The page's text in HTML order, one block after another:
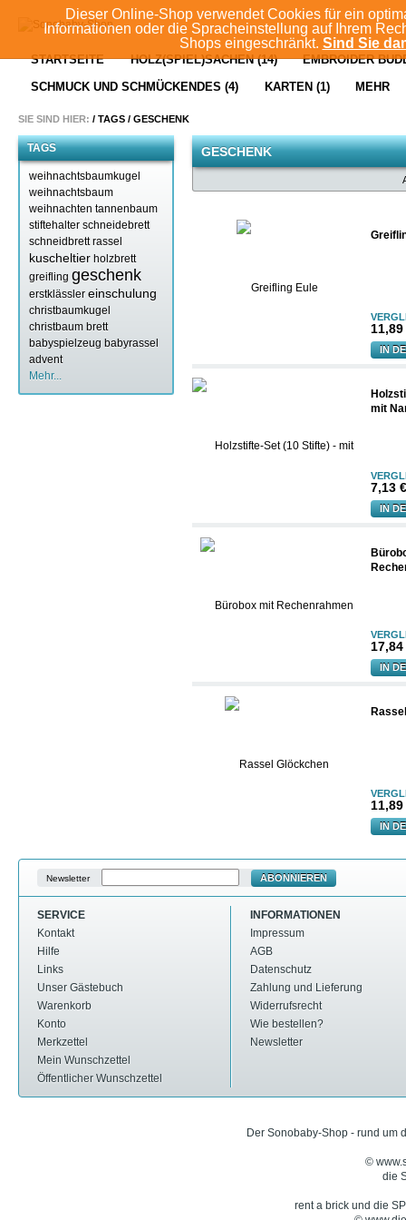
Dieser Online-Shop verwendet Cookies für ein
Informationen oder die Spracheinstellung auf Ihrem
Shops eingeschränkt. Sind Sie
STARTSEITE HOLZ(SPIEL)SACHEN (14) EMBROIDER
SCHMUCK UND SCHMÜCKENDES (4) KARTEN (1) MEHR
SIE SIND HIER: / TAGS / GESCHENK
TAGS
weihnachtsbaumkugel
weihnachtsbaum
weihnachten tannenbaum
stiftehalter schneidebrett
schneidbrett rassel
kuscheltier holzbrett
greifling geschenk
erstklässler einschulung
christbaumkugel
christbaum brett
babyspielzeug babyrassel
advent
Mehr...
GESCHENK
11,89
IN
mit
7,13
IN
17,84
IN
11,89
IN
Newsletter ABONNIEREN
SERVICE
Kontakt
Hilfe
Links
Unser Gästebuch
Warenkorb
Konto
Merkzettel
Mein Wunschzettel
Öffentlicher Wunschzettel
INFORMATIONEN
Impressum
AGB
Datenschutz
Zahlung und Lieferung
Widerrufsrecht
Wie bestellen?
Newsletter
Der Sonobaby-Shop - rund um
©
die
rent a brick und die